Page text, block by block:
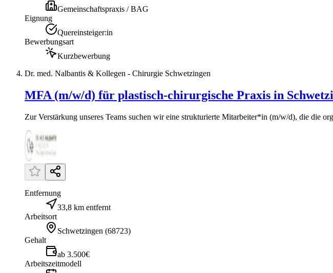
Gemeinschaftspraxis / BAG
Eignung
Quereinsteiger:in
Bewerbungsart
Kurzbewerbung
Dr. med. Nalbantis & Kollegen - Chirurgie Schwetzingen
MFA (m/w/d) für plastisch-chirurgische Praxis in
Zur Verstärkung unseres Teams suchen wir eine strukturierte Mitarbeiter*in (m/w/d), die die
Entfernung
33,8 km entfernt
Arbeitsort
Schwetzingen (68723)
Gehalt
ab 3.500€
Arbeitszeitmodell